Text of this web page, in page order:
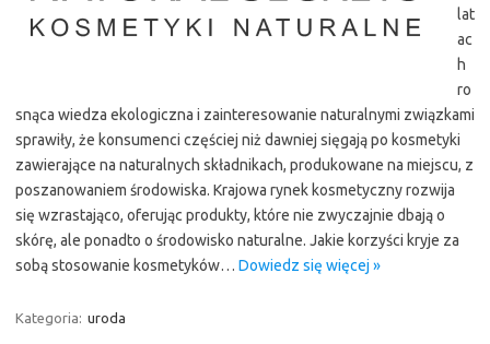
lat
ac
h
ro
snąca wiedza ekologiczna i zainteresowanie naturalnymi związkami
sprawiły, że konsumenci częściej niż dawniej sięgają po kosmetyki
zawierające na naturalnych składnikach, produkowane na miejscu, z
poszanowaniem środowiska. Krajowa rynek kosmetyczny rozwija
się wzrastająco, oferując produkty, które nie zwyczajnie dbają o
skórę, ale ponadto o środowisko naturalne. Jakie korzyści kryje za
sobą stosowanie kosmetyków… Dowiedz się więcej »
Kategoria: uroda